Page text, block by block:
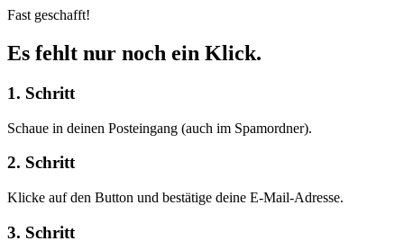
Fast geschafft!
Es fehlt nur noch ein Klick.
1. Schritt
Schaue in deinen Posteingang (auch im Spamordner).
2. Schritt
Klicke auf den Button und bestätige deine E-Mail-Adresse.
3. Schritt